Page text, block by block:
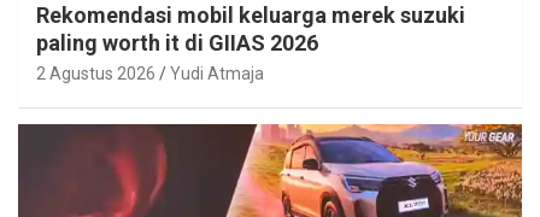
Rekomendasi mobil keluarga merek suzuki
paling worth it di GIIAS 2026
2 Agustus 2026 Yudi Atmaja